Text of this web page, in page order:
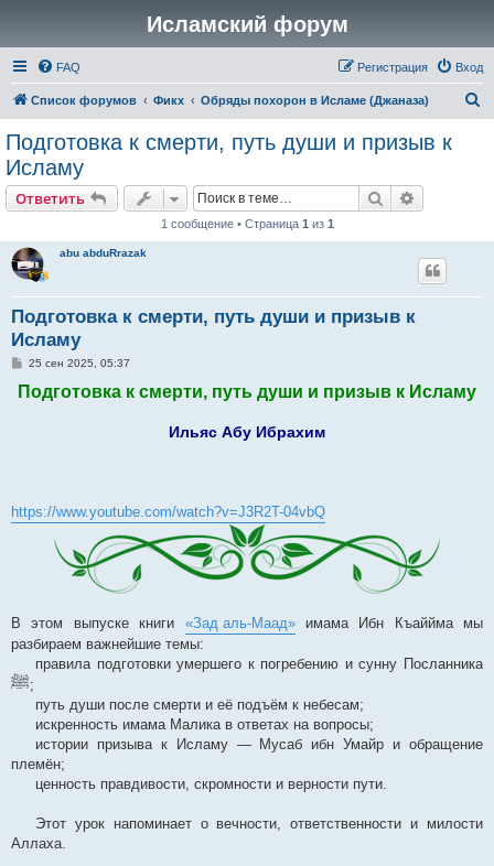
Исламский форум
FAQ Вход
Регистрация
Список форумов Фикх Обряды похорон в Исламе (Джаназа)
Подготовка к смерти, путь души и призыв к
Исламу
Ответить Поиск
1 сообщение • Страница 1 из 1
abu abduRrazak
Подготовка к смерти, путь души и призыв к
Исламу
С
о
б
25 сен 2025, 05:37
Подготовка к смерти, путь души и призыв к Исламу
Ильяс Абу Ибрахим
https://www.youtube.com/watch?v=J3R2T-04vbQ
В этом выпуске книги «Зад аль-Маад»имама Ибн Къаййма мы
разбираем важнейшие темы:
правила подготовки умершего к погребению и сунну Посланника
ﷺ;
путь души после смерти и её подъём к небесам;
искренность имама Малика в ответах на вопросы;
истории призыва к Исламу — Мусаб ибн Умайр и обращение
племён;
ценность правдивости, скромности и верности пути.
Этот урок напоминает о вечности, ответственности и милости
Аллаха.